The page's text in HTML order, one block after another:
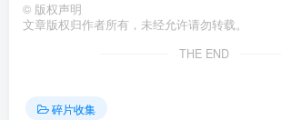
© 版权声明
文章版权归作者所有，未经允许请勿转载。
THE END
碎片收集